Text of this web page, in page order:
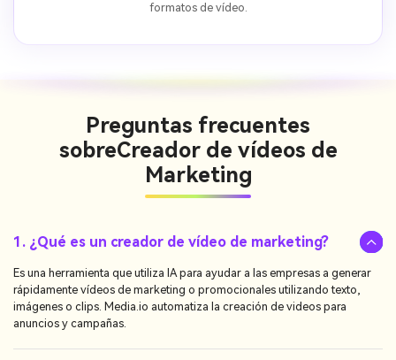
formatos de vídeo.
Preguntas frecuentes
sobreCreador de vídeos de
Marketing
1. ¿Qué es un creador de vídeo de marketing?
Es una herramienta que utiliza IA para ayudar a las empresas a generar
rápidamente vídeos de marketing o promocionales utilizando texto,
imágenes o clips. Media.io automatiza la creación de videos para
anuncios y campañas.